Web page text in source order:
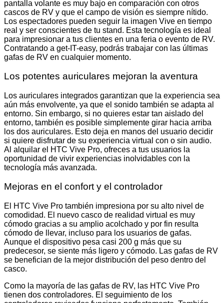
pantalla volante es muy bajo en comparación con otros
cascos de RV y que el campo de visión es siempre nítido.
Los espectadores pueden seguir la imagen Vive en tiempo
real y ser conscientes de tu stand. Esta tecnología es ideal
para impresionar a tus clientes en una feria o evento de RV.
Contratando a get-IT-easy, podrás trabajar con las últimas
gafas de RV en cualquier momento.
Los potentes auriculares mejoran la aventura
Los auriculares integrados garantizan que la experiencia sea
aún más envolvente, ya que el sonido también se adapta al
entorno. Sin embargo, si no quieres estar tan aislado del
entorno, también es posible simplemente girar hacia arriba
los dos auriculares. Esto deja en manos del usuario decidir
si quiere disfrutar de su experiencia virtual con o sin audio.
Al alquilar el HTC Vive Pro, ofreces a tus usuarios la
oportunidad de vivir experiencias inolvidables con la
tecnología más avanzada.
Mejoras en el confort y el controlador
El HTC Vive Pro también impresiona por su alto nivel de
comodidad. El nuevo casco de realidad virtual es muy
cómodo gracias a su amplio acolchado y por fin resulta
cómodo de llevar, incluso para los usuarios de gafas.
Aunque el dispositivo pesa casi 200 g más que su
predecesor, se siente más ligero y cómodo. Las gafas de RV
se benefician de la mejor distribución del peso dentro del
casco.
Como la mayoría de las gafas de RV, las HTC Vive Pro
tienen dos controladores. El seguimiento de los